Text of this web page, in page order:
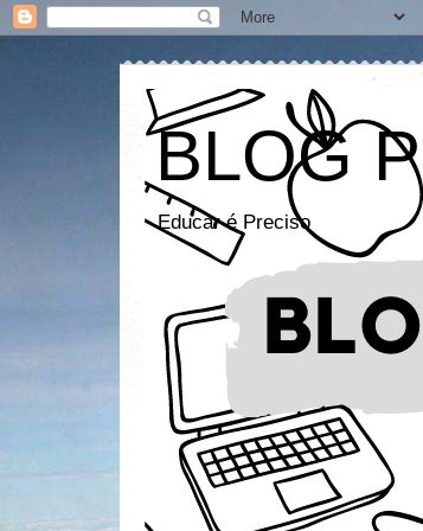
BLOG
Educar é Preciso